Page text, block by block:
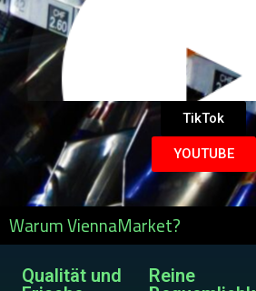
TikTok
YOUTUBE
Warum ViennaMarket?
Qualität und
Reine